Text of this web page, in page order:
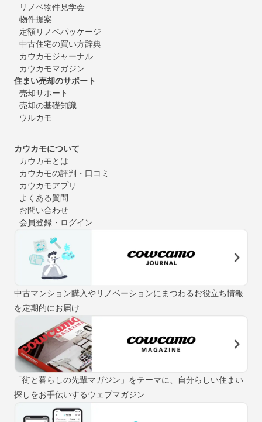
リノベ物件見学会
物件提案
定額リノベパッケージ
中古住宅の買い方辞典
カウカモジャーナル
カウカモマガジン
住まい売却のサポート
売却サポート
売却の基礎知識
ウルカモ
カウカモについて
カウカモとは
カウカモの評判・口コミ
カウカモアプリ
よくある質問
お問い合わせ
会員登録・ログイン
中古マンション購入やリノベーションにまつわるお役立ち情報
を定期的にお届け
「街と暮らしの先輩マガジン」をテーマに、自分らしい住まい
探しをお手伝いするウェブマガジン